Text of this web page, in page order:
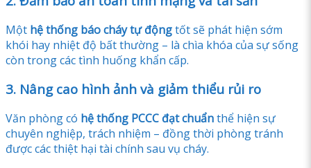
Một hệ thống báo cháy tự độngtốt sẽ phát hiện sớm
khói hay nhiệt độ bất thường – là chìa khóa của sự sống
còn trong các tình huống khẩn cấp.
3. Nâng cao hình ảnh và giảm thiểu rủi ro
Văn phòng có hệ thống PCCC đạt chuẩnthể hiện sự
chuyên nghiệp, trách nhiệm – đồng thời phòng tránh
được các thiệt hại tài chính sau vụ cháy.